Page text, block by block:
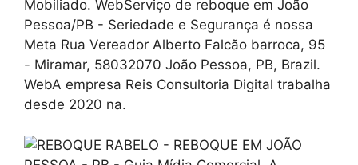
Mobiliado. WebServiço de reboque em João
Pessoa/PB - Seriedade e Segurança é nossa
Meta Rua Vereador Alberto Falcão barroca, 95
- Miramar, 58032070 João Pessoa, PB, Brazil.
WebA empresa Reis Consultoria Digital trabalha
desde 2020 na.